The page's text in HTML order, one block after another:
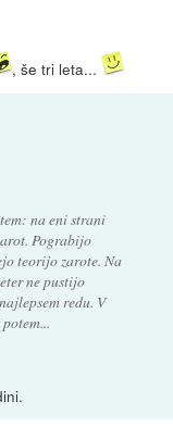
, še tri leta...
na eni strani
Pograbijo
teorijo zarote. Na
ne pustijo
redu. V